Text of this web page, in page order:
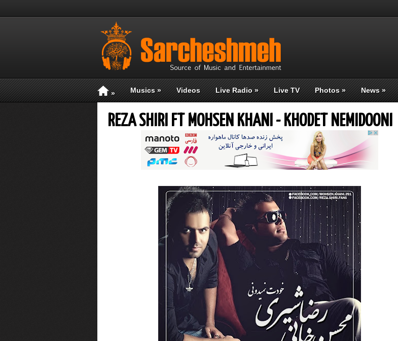
» Musics» Videos Live Radio» Live TV Photos» News»
REZA SHIRI FT MOHSEN KHANI - KHODET NEMIDOONI